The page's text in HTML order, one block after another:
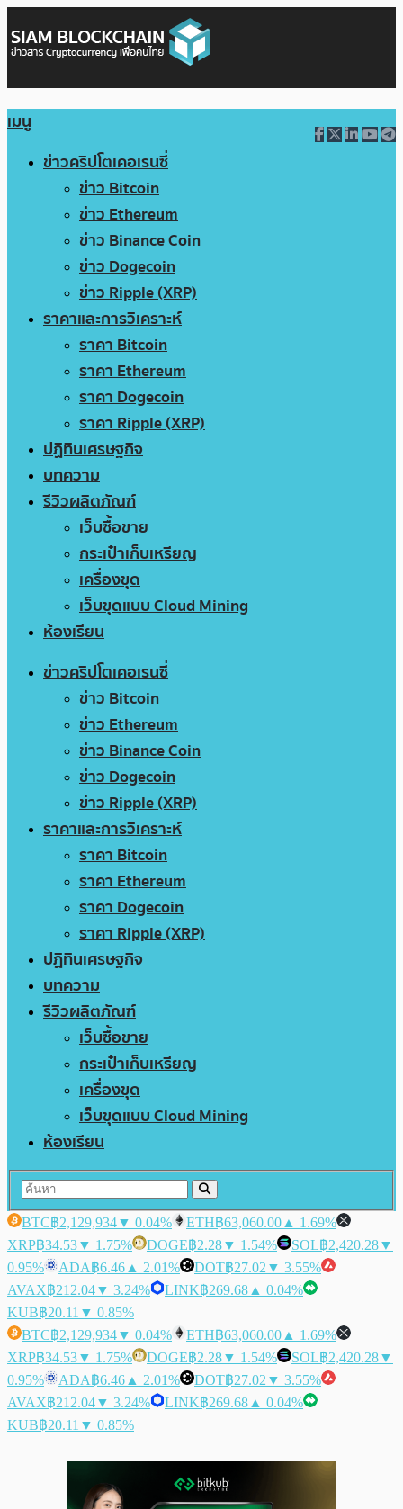
เมนู
ข่าวคริปโตเคอเรนซี่
ข่าว Bitcoin
ข่าว Ethereum
ข่าว Binance Coin
ข่าว Dogecoin
ข่าว Ripple (XRP)
ราคาและการวิเคราะห์
ราคา Bitcoin
ราคา Ethereum
ราคา Dogecoin
ราคา Ripple (XRP)
ปฏิทินเศรษฐกิจ
บทความ
รีวิวผลิตภัณฑ์
เว็บซื้อขาย
กระเป๋าเก็บเหรียญ
เครื่องขุด
เว็บขุดแบบ Cloud Mining
ห้องเรียน
ข่าวคริปโตเคอเรนซี่
ข่าว Bitcoin
ข่าว Ethereum
ข่าว Binance Coin
ข่าว Dogecoin
ข่าว Ripple (XRP)
ราคาและการวิเคราะห์
ราคา Bitcoin
ราคา Ethereum
ราคา Dogecoin
ราคา Ripple (XRP)
ปฏิทินเศรษฐกิจ
บทความ
รีวิวผลิตภัณฑ์
เว็บซื้อขาย
กระเป๋าเก็บเหรียญ
เครื่องขุด
เว็บขุดแบบ Cloud Mining
ห้องเรียน
BTC฿2,129,934▼ 0.04% ETH฿63,060.00 ▲ 1.69%
XRP฿34.53▼ 1.75% DOGE฿2.28▼ 1.54% SOL฿2,420.28▼
0.95%
ADA฿6.46 ▲ 2.01% DOT฿27.02 ▼ 3.55%
AVAX฿212.04▼ 3.24% LINK฿269.68 ▲ 0.04%
KUB฿20.11 ▼ 0.85%
BTC฿2,129,934▼ 0.04% ETH฿63,060.00 ▲ 1.69%
XRP฿34.53▼ 1.75% DOGE฿2.28▼ 1.54% SOL฿2,420.28▼
0.95%
ADA฿6.46 ▲ 2.01% DOT฿27.02 ▼ 3.55%
AVAX฿212.04▼ 3.24% LINK฿269.68 ▲ 0.04%
KUB฿20.11 ▼ 0.85%